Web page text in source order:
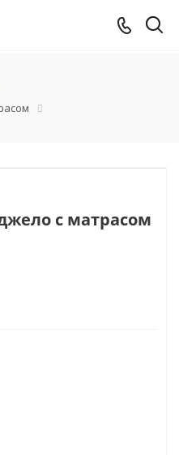
с матрасом